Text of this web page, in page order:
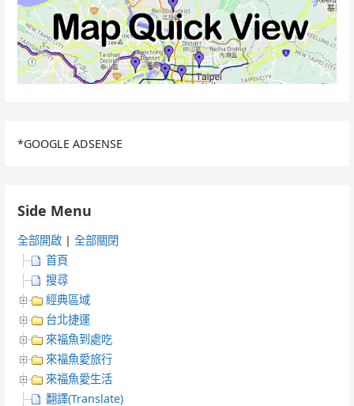
*GOOGLE ADSENSE
Side Menu
全部開啟 |全部關閉
首頁
搜尋
經典區域
台北捷運
來福魚到處吃
來福魚愛旅行
來福魚愛生活
翻譯(Translate)